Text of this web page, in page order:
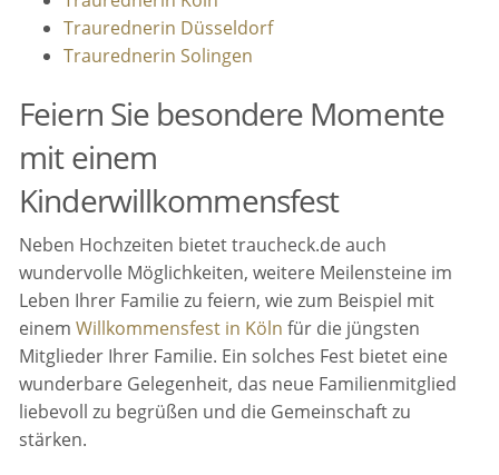
Traurednerin Düsseldorf
Traurednerin Solingen
Feiern Sie besondere Momente
mit einem
Kinderwillkommensfest
Neben Hochzeiten bietet traucheck.de auch
wundervolle Möglichkeiten, weitere Meilensteine im
Leben Ihrer Familie zu feiern, wie zum Beispiel mit
einemWillkommensfest in Köln für die jüngsten
Mitglieder Ihrer Familie. Ein solches Fest bietet eine
wunderbare Gelegenheit, das neue Familienmitglied
liebevoll zu begrüßen und die Gemeinschaft zu
stärken.